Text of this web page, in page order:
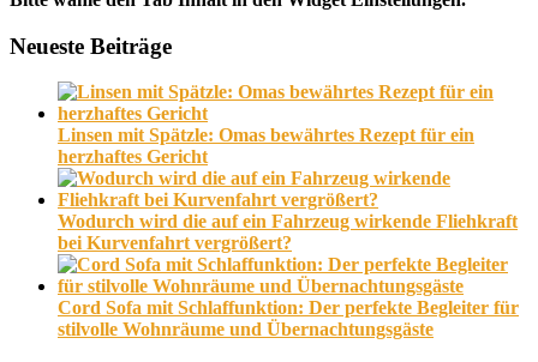
Neueste Beiträge
Linsen mit Spätzle: Omas bewährtes Rezept für ein
herzhaftes Gericht
Wodurch wird die auf ein Fahrzeug wirkende Fliehkraft
bei Kurvenfahrt vergrößert?
Cord Sofa mit Schlaffunktion: Der perfekte Begleiter für
stilvolle Wohnräume und Übernachtungsgäste